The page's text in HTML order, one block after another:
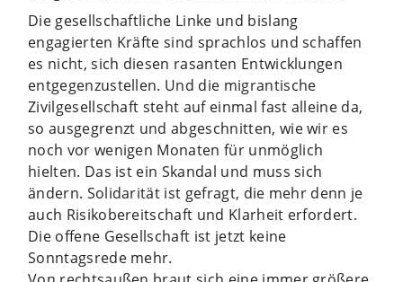
Die gesellschaftliche Linke und bislang
engagierten Kräfte sind sprachlos und schaffen
es nicht, sich diesen rasanten Entwicklungen
entgegenzustellen. Und die migrantische
Zivilgesellschaft steht auf einmal fast alleine da,
so ausgegrenzt und abgeschnitten, wie wir es
noch vor wenigen Monaten für unmöglich
hielten. Das ist ein Skandal und muss sich
ändern. Solidarität ist gefragt, die mehr denn je
auch Risikobereitschaft und Klarheit erfordert.
Die offene Gesellschaft ist jetzt keine
Sonntagsrede mehr.